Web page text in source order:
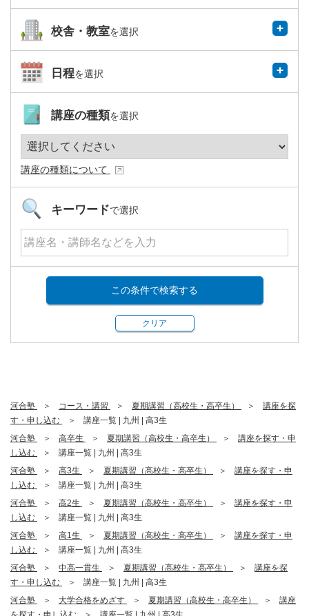
校舎・教室を選択
日程を選択
講座の種類を選択
講座の種類について
キーワードで選択
この条件で検索する
クリア
河合塾 コース・講習 夏期講習（高校生・高卒生）
講座を探
す・申し込む
講座一覧 | 九州 | 高3生
河合塾
高卒生 夏期講習（高校生・高卒生）
講座を探す・申
し込む
講座一覧 | 九州 | 高3生
河合塾
高3生 夏期講習（高校生・高卒生）
講座を探す・申
し込む
講座一覧 | 九州 | 高3生
河合塾
高2生 夏期講習（高校生・高卒生）
講座を探す・申
し込む
講座一覧 | 九州 | 高3生
河合塾
高1生 夏期講習（高校生・高卒生）
講座を探す・申
し込む
講座一覧 | 九州 | 高3生
河合塾
中高一貫生 夏期講習（高校生・高卒生）
講座を探
す・申し込む
講座一覧 | 九州 | 高3生
河合塾
大学合格をめざす 夏期講習（高校生・高卒生）
講座